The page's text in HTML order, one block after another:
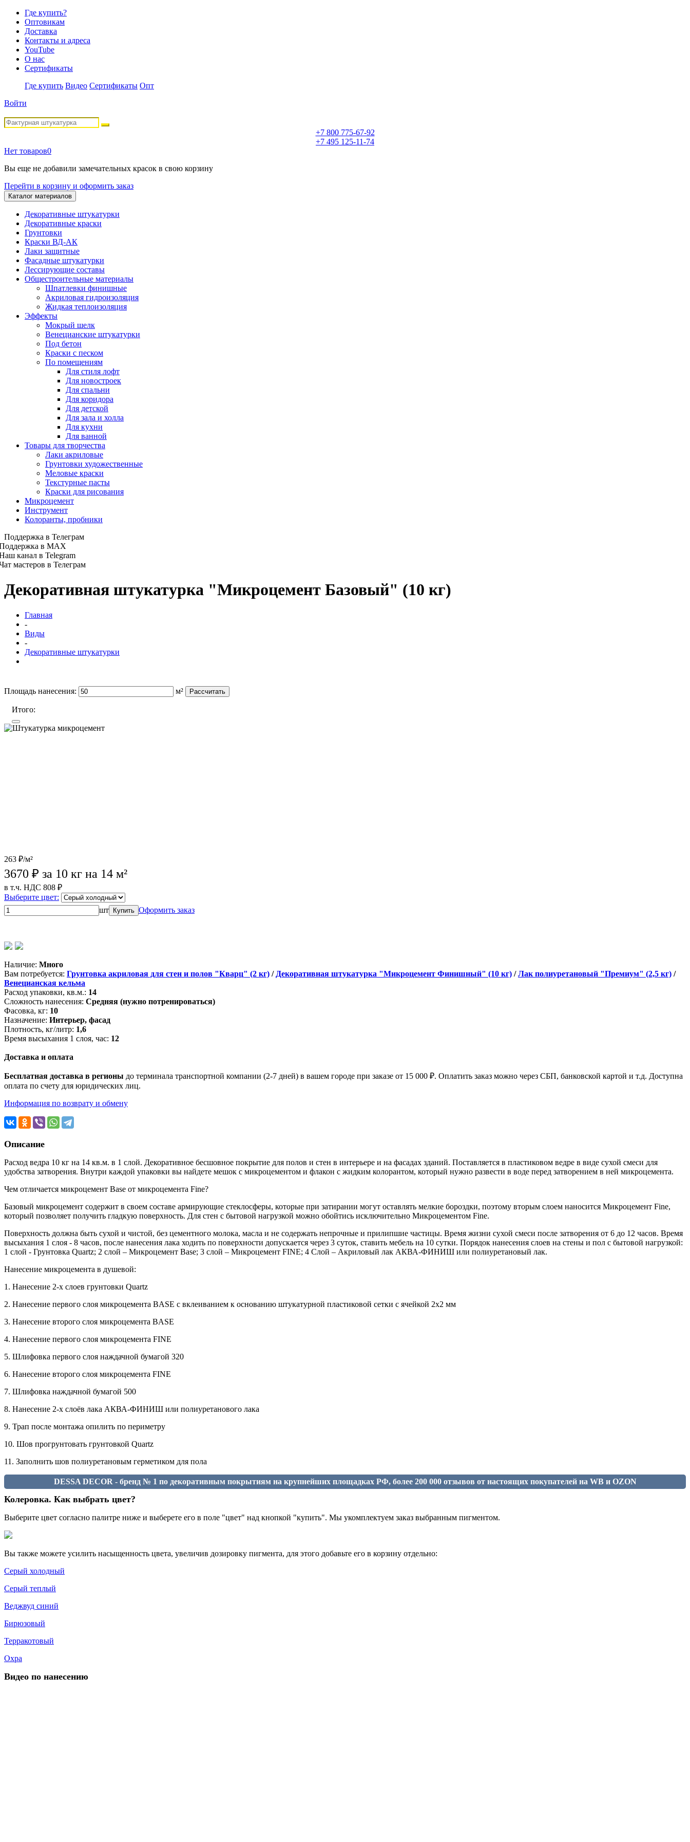
Где купить?
Оптовикам
Доставка
Контакты и адреса
YouTube
О нас
Сертификаты
Где купить Видео Сертификаты Опт
Войти
+7 800 775-67-92
+7 495 125-11-74
Нет товаров0
Вы еще не добавили замечательных красок в свою корзину
Перейти в корзину и оформить заказ
Каталог материалов
Декоративные штукатурки
Декоративные краски
Грунтовки
Краски ВД-АК
Лаки защитные
Фасадные штукатурки
Лессирующие составы
Общестроительные материалы
Шпатлевки финишные
Акриловая гидроизоляция
Жидкая теплоизоляция
Эффекты
Мокрый шелк
Венецианские штукатурки
Под бетон
Краски с песком
По помещениям
Для стиля лофт
Для новостроек
Для спальни
Для коридора
Для детской
Для зала и холла
Для кухни
Для ванной
Товары для творчества
Лаки акриловые
Грунтовки художественные
Меловые краски
Текстурные пасты
Краски для рисования
Микроцемент
Инструмент
Колоранты, пробники
Поддержка в Телеграм
в MAX
канал в Telegram
мастеров в Телеграм
Декоративная штукатурка "Микроцемент Базовый" (10 кг)
Главная
-
Виды
-
Декоративные штукатурки
Площадь нанесения:
м² Рассчитать
Итого:
263 ₽/м²
3670 ₽ за 10 кг на 14 м²
в т.ч. НДС 808 ₽
Выберите цвет:
шт
Купить Оформить заказ
Наличие: Много
Вам потребуется: Грунтовка акриловая для стен и полов "Кварц" (2 кг) / Декоративная штукатурка "Микроцемент Финишный" (10 кг) /Лак полиуретановый "Премиум" (2,5 кг) /
Венецианская кельма
Расход упаковки, кв.м.: 14
Сложность нанесения: Средняя (нужно потренироваться)
Фасовка, кг: 10
Назначение: Интерьер, фасад
Плотность, кг/литр: 1,6
Время высыхания 1 слоя, час: 12
Доставка и оплата
Бесплатная доставка в регионы до терминала транспортной компании (2-7 дней) в вашем городе при заказе от 15 000 ₽. Оплатить заказ можно через СБП, банковской картой и т.д. Доступна
оплата по счету для юридических лиц.
Информация по возврату и обмену
Описание
Расход ведра 10 кг на 14 кв.м. в 1 слой. Декоративное бесшовное покрытие для полов и стен в интерьере и на фасадах зданий. Поставляется в пластиковом ведре в виде сухой смеси для
удобства затворения. Внутри каждой упаковки вы найдете мешок с микроцементом и флакон с жидким колорантом, который нужно развести в воде перед затворением в ней микроцемента.
Чем отличается микроцемент Base от микроцемента Fine?
Базовый микроцемент содержит в своем составе армирующие стеклосферы, которые при затирании могут оставлять мелкие бороздки, поэтому вторым слоем наносится Микроцемент Fine,
который позволяет получить гладкую поверхность. Для стен с бытовой нагрузкой можно обойтись исключительно Микроцементом Fine.
Поверхность должна быть сухой и чистой, без цементного молока, масла и не содержать непрочные и прилипшие частицы. Время жизни сухой смеси после затворения от 6 до 12 часов. Время
высыхания 1 слоя - 8 часов, после нанесения лака ходить по поверхности допускается через 3 суток, ставить мебель на 10 сутки. Порядок нанесения слоев на стены и пол с бытовой нагрузкой:
1 слой - Грунтовка Quartz; 2 слой – Микроцемент Base; 3 слой – Микроцемент FINE; 4 Слой – Акриловый лак АКВА-ФИНИШ или полиуретановый лак.
Нанесение микроцемента в душевой:
1. Нанесение 2-х слоев грунтовки Quartz
2. Нанесение первого слоя микроцемента BASE с вклеиванием к основанию штукатурной пластиковой сетки c ячейкой 2х2 мм
3. Нанесение второго слоя микроцемента BASE
4. Нанесение первого слоя микроцемента FINE
5. Шлифовка первого слоя наждачной бумагой 320
6. Нанесение второго слоя микроцемента FINE
7. Шлифовка наждачной бумагой 500
8. Нанесение 2-х слоёв лака АКВА-ФИНИШ или полиуретанового лака
9. Трап после монтажа опилить по периметру
10. Шов прогрунтовать грунтовкой Quartz
11. Заполнить шов полиуретановым герметиком для пола
DESSA DECOR - бренд № 1 по декоративным покрытиям на крупнейших площадках РФ, более 200 000 отзывов от настоящих покупателей на WB и OZON
Колеровка. Как выбрать цвет?
Выберите цвет согласно палитре ниже и выберете его в поле "цвет" над кнопкой "купить". Мы укомплектуем заказ выбранным пигментом.
Вы также можете усилить насыщенность цвета, увеличив дозировку пигмента, для этого добавьте его в корзину отдельно:
Серый холодный
Серый теплый
Веджвуд синий
Бирюзовый
Терракотовый
Охра
Видео по нанесению